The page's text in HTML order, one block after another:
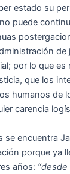
estado su
puede
de
por lo que es
que los
humanos de
carencia
se encuentra
porque ya
años: